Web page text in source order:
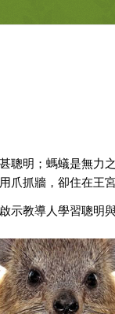
聰明；螞蟻是無
爪抓牆，卻住在王
示教導人學習聰明與